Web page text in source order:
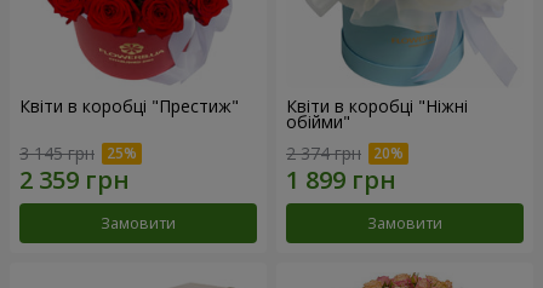
Квіти в коробці "Престиж"
3 145 грн
Замовити
Квіти в коробці "Ніжні
обійми"
2 374 грн
Замовити